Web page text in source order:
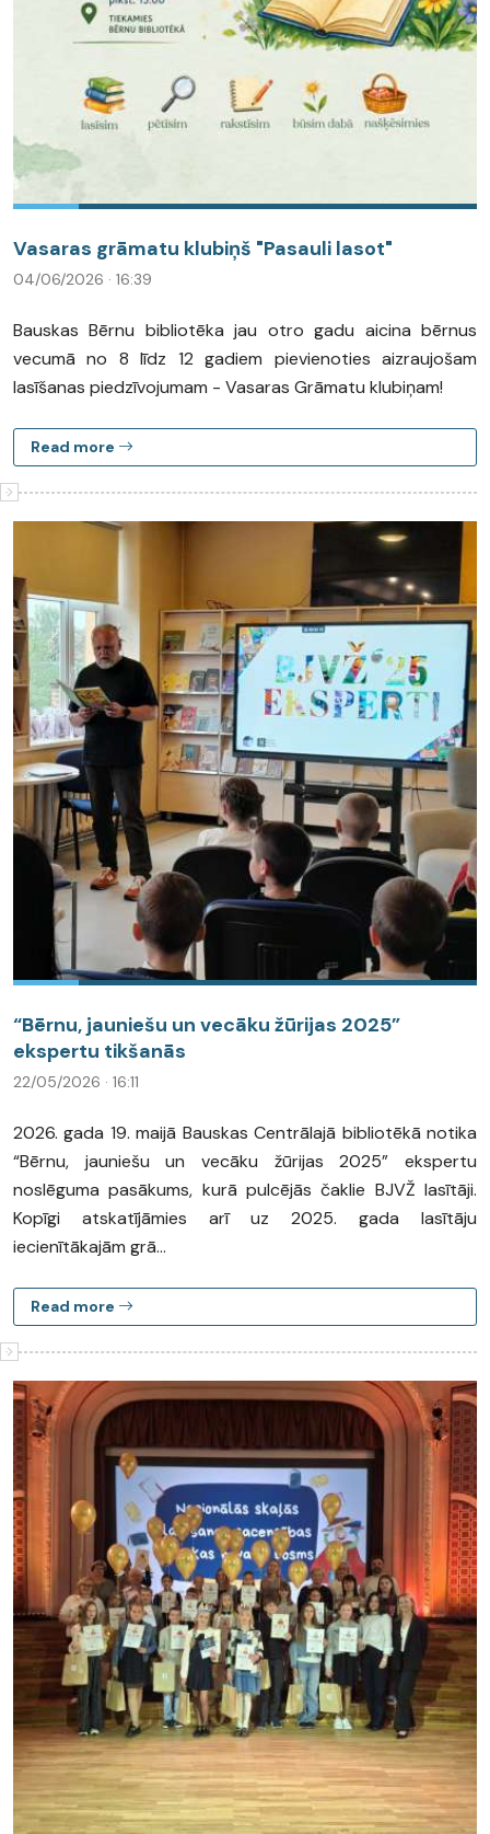
Vasaras grāmatu klubiņš "Pasauli lasot"
04/06/2026 · 16:39
Bauskas Bērnu bibliotēka jau otro gadu aicina bērnus
vecumā no 8 līdz 12 gadiem pievienoties aizraujošam
lasīšanas piedzīvojumam - Vasaras Grāmatu klubiņam!
Read more
“Bērnu, jauniešu un vecāku žūrijas 2025”
ekspertu tikšanās
22/05/2026 · 16:11
2026. gada 19. maijā Bauskas Centrālajā bibliotēkā notika
“Bērnu, jauniešu un vecāku žūrijas 2025” ekspertu
noslēguma pasākums, kurā pulcējās čaklie BJVŽ lasītāji.
Kopīgi atskatījāmies arī uz 2025. gada lasītāju
iecienītākajām grā...
Read more